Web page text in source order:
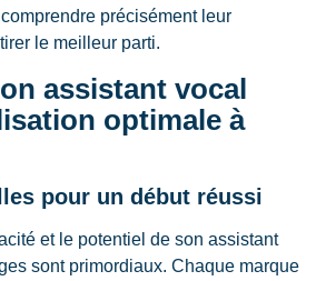
précisément leur
le meilleur parti.
assistant vocal
optimale à
pour un début réussi
et le potentiel de son assistant
sont primordiaux. Chaque marque